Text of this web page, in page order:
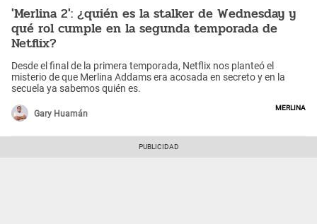
'Merlina 2': ¿quién es la stalker de Wednesday y
qué rol cumple en la segunda temporada de
Netflix?
Desde el final de la primera temporada, Netflix nos planteó el
misterio de que Merlina Addams era acosada en secreto y en la
secuela ya sabemos quién es.
Gary Huamán
Merlina